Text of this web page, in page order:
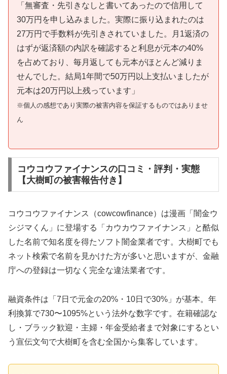
「無審査・先引きなしと書いてあったので信用して
30万円を申し込みました。実際に振り込まれたのは
27万円で手数料が先引きされていました。月1返済の
はずが返済額の内訳を確認すると利息が元本の40%
を占めており、毎月返しても元本がほとんど減りま
せんでした。結局1年間で50万円以上支払いましたが
元本は20万円以上残っています」
※個人の感想であり実際の被害内容を保証するものではありませ
ん
コウコウファイナンスの口コミ・評判・実態
【大樹町の被害報告付き】
コウコウファイナンス（cowcowfinance）は漫画「闇金ウ
シジマくん」に登場する「カウカウファイナンス」と酷似
した名前で知名度を得たソフト闇金業者です。大樹町でも
ネット検索で名前を見かけた方が多いと思いますが、金融
庁への登録は一切なく完全な違法業者です。
融資条件は「7日で元金の20%・10日で30%」が基本。年
利換算で730〜1095%という法外な数字です。在籍確認な
し・ブラック歓迎・主婦・年金受給者まで対象にするとい
う宣伝文句で大樹町を含む全国から集客しています。